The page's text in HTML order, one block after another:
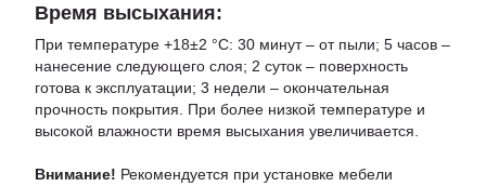
Время высыхания:
При температуре +18±2 °С: 30 минут – от пыли; 5 часов –
нанесение следующего слоя; 2 суток – поверхность
готова к эксплуатации; 3 недели – окончательная
прочность покрытия. При более низкой температуре и
высокой влажности время высыхания увеличивается.
Внимание! Рекомендуется при установке мебели